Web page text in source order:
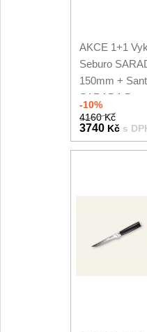
AKCE 1+1
Seburo
150mm +
SARADA
-10%
4160 Kč
3740 Kč s